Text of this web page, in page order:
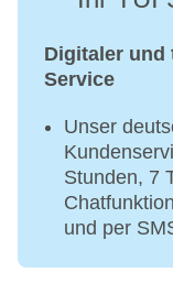
Digitaler und
Service
Unser
Stunden, 7
und per